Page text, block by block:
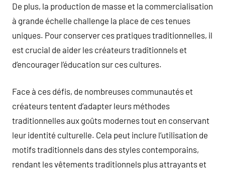
De plus, la production de masse et la commercialisation
à grande échelle challenge la place de ces tenues
uniques. Pour conserver ces pratiques traditionnelles, il
est crucial de aider les créateurs traditionnels et
d’encourager l’éducation sur ces cultures.
Face à ces défis, de nombreuses communautés et
créateurs tentent d’adapter leurs méthodes
traditionnelles aux goûts modernes tout en conservant
leur identité culturelle. Cela peut inclure l’utilisation de
motifs traditionnels dans des styles contemporains,
rendant les vêtements traditionnels plus attrayants et